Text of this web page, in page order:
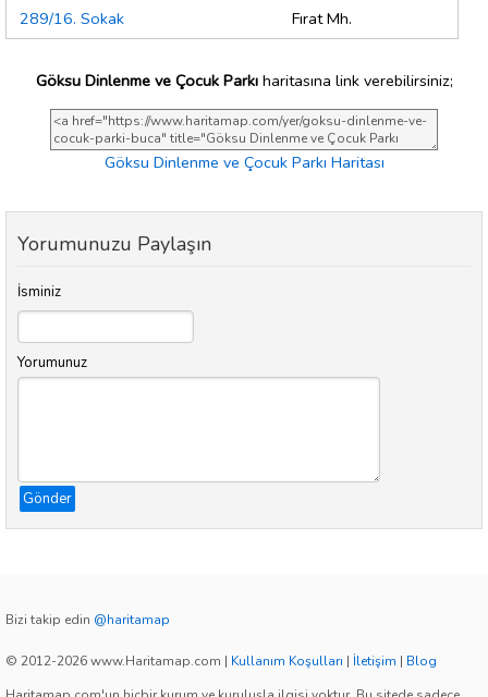
289/16. Sokak
Fırat Mh.
Göksu Dinlenme ve Çocuk Parkıharitasına link verebilirsiniz;
Göksu Dinlenme ve Çocuk Parkı Haritası
Yorumunuzu Paylaşın
İsminiz
Yorumunuz
Gönder
Bizi takip edin @haritamap
© 2012-2026 www.Haritamap.com | Kullanım Koşulları | İletişim | Blog